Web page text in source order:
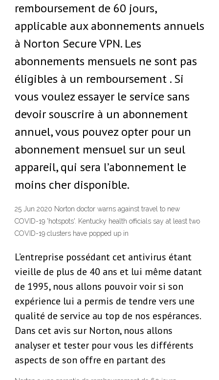
remboursement de 60 jours,
applicable aux abonnements annuels
à Norton Secure VPN. Les
abonnements mensuels ne sont pas
éligibles à un remboursement . Si
vous voulez essayer le service sans
devoir souscrire à un abonnement
annuel, vous pouvez opter pour un
abonnement mensuel sur un seul
appareil, qui sera l’abonnement le
moins cher disponible.
25 Jun 2020 Norton doctor warns against travel to new
COVID-19 'hotspots'. Kentucky health officials say at least two
COVID-19 clusters have popped up in
L’entreprise possédant cet antivirus étant
vieille de plus de 40 ans et lui même datant
de 1995, nous allons pouvoir voir si son
expérience lui a permis de tendre vers une
qualité de service au top de nos espérances.
Dans cet avis sur Norton, nous allons
analyser et tester pour vous les différents
aspects de son offre en partant des